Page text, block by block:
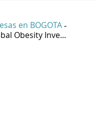
en BOGOTA -
Obesity Inve...